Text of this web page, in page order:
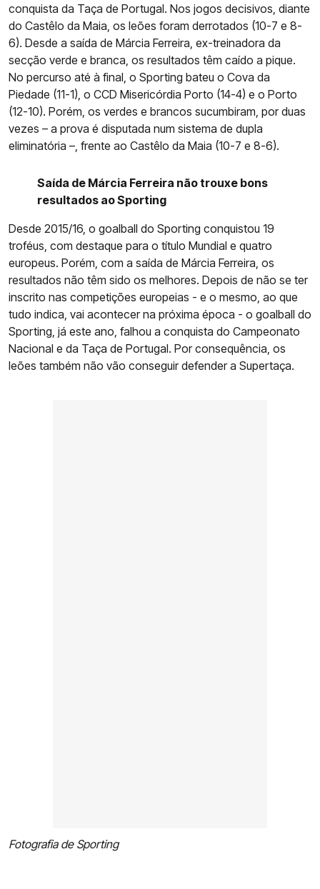
conquista da Taça de Portugal. Nos jogos decisivos, diante
do Castêlo da Maia, os leões foram derrotados (10-7 e 8-
6). Desde a saída de Márcia Ferreira, ex-treinadora da
secção verde e branca, os resultados têm caído a pique.
No percurso até à final, o Sporting bateu o Cova da
Piedade (11-1), o CCD Misericórdia Porto (14-4) e o Porto
(12-10). Porém, os verdes e brancos sucumbiram, por duas
vezes – a prova é disputada num sistema de dupla
eliminatória –, frente ao Castêlo da Maia (10-7 e 8-6).
Saída de Márcia Ferreira não trouxe bons
resultados ao Sporting
Desde 2015/16, o goalball do Sporting conquistou 19
troféus, com destaque para o título Mundial e quatro
europeus. Porém, com a saída de Márcia Ferreira, os
resultados não têm sido os melhores. Depois de não se ter
inscrito nas competições europeias - e o mesmo, ao que
tudo indica, vai acontecer na próxima época - o goalball do
Sporting, já este ano, falhou a conquista do Campeonato
Nacional e da Taça de Portugal. Por consequência, os
leões também não vão conseguir defender a Supertaça.
Fotografia de Sporting